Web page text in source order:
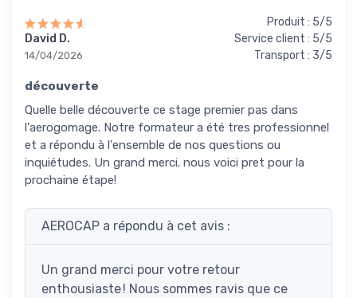
David D.
14/04/2026
Produit : 5/5
Service client : 5/5
Transport : 3/5
découverte
Quelle belle découverte ce stage premier pas dans
l'aerogomage. Notre formateur a été tres professionnel
et a répondu à l'ensemble de nos questions ou
inquiétudes. Un grand merci. nous voici pret pour la
prochaine étape!
AEROCAP a répondu à cet avis :
Un grand merci pour votre retour
enthousiaste ! Nous sommes ravis que ce